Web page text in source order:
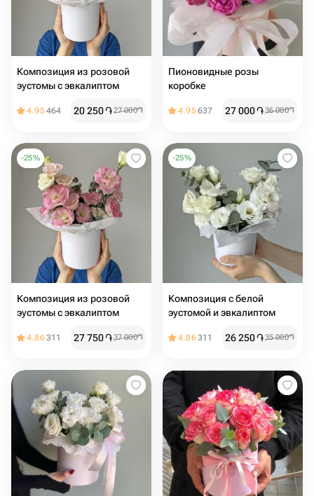
Композиция из розовой
эустомы с эвкалиптом
4.95464 20 250֏27 000֏
Пионовидные розы
коробке
4.95637 27 000֏36 000֏
-25%
Композиция из розовой
эустомы с эвкалиптом
4.86311 27 750֏37 000֏
-25%
Композиция с белой
эустомой и эвкалиптом
4.86311 26 250֏35 000֏